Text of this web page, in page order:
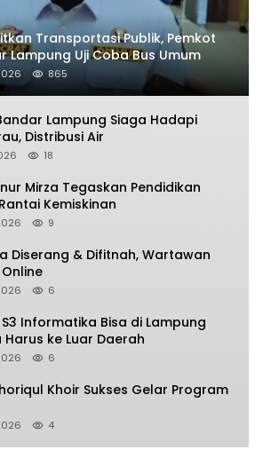
Transportasi Publik, Pemkot
Lampung Uji Coba Bus Umum
865
Lampung Siaga Hadapi
Distribusi Air
18
Mirza Tegaskan Pendidikan
Kemiskinan
9
Diserang & Difitnah, Wartawan
6
Informatika Bisa di Lampung
Harus ke Luar Daerah
6
Khoir Sukses Gelar Program
4